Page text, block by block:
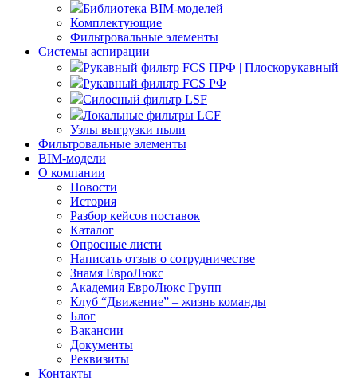
Библиотека BIM-моделей
Комплектующие
Фильтровальные элементы
Системы аспирации
Рукавный фильтр FCS ПРФ | Плоскорукавный
Рукавный фильтр FCS РФ
Силосный фильтр LSF
Локальные фильтры LCF
Узлы выгрузки пыли
Фильтровальные элементы
BIM-модели
О компании
Новости
История
Разбор кейсов поставок
Каталог
Опросные листи
Написать отзыв о сотрудничестве
Знамя ЕвроЛюкс
Академия ЕвроЛюкс Групп
Клуб “Движение” – жизнь команды
Блог
Вакансии
Документы
Реквизиты
Контакты